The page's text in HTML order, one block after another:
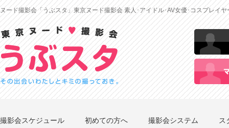
ヌード撮影会「うぶスタ」東京ヌード撮影会 素人･アイドル･AV女優･コスプレイ
撮影会スケジュール 初めての方へ 撮影会システム ス